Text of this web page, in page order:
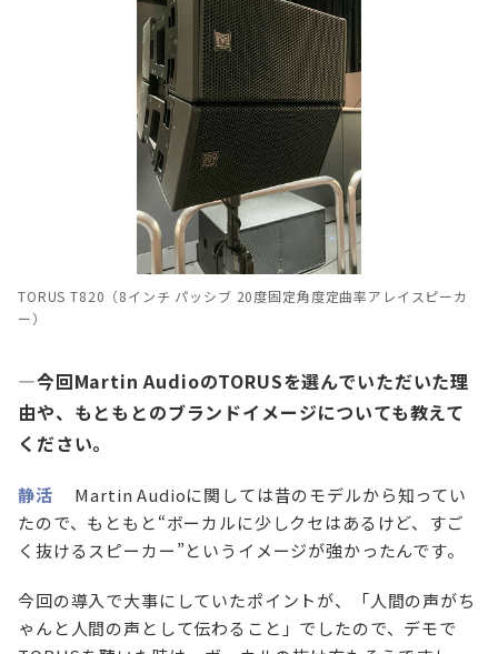
TORUS T820（8インチ パッシブ 20度固定角度定曲率アレイスピーカ
ー）
—今回Martin AudioのTORUSを選んでいただいた理
由や、もともとのブランドイメージについても教えて
ください。
静活
Martin Audioに関しては昔のモデルから知ってい
たので、もともと“ボーカルに少しクセはあるけど、すご
く抜けるスピーカー”というイメージが強かったんです。
今回の導入で大事にしていたポイントが、「人間の声がち
ゃんと人間の声として伝わること」でしたので、デモで